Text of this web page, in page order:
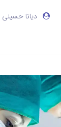
دیانا حسینی